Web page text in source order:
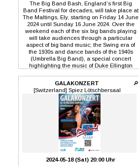
The Big Band Bash, England’s first Big
Band Festival for decades, will take place at
The Maltings, Ely, starting on Friday 14 June
2024 until Sunday 16 June 2024. Over the
weekend each of the six big bands playing
will take audiences through a particular
aspect of big band music; the Swing era of
the 1930s and dance bands of the 1940s
(Umbrella Big Band), a special concert
highlighting the music of Duke Ellington
(Upbeat Big Band and Linton Jazz
Orchestra) and Big Band at the Movies (4
Villages Orchestra). Tickets are available
now from:
www.ticketsource.co.uk/jazzyfaction-ltd
more information visit:
www.jazzyfaction.com/big-band-bash.html
🔎
GALAKONZERT
[Switzerland] Spiez Lötschbersaal
2024-05-18 (Sat) 20:00 Uhr